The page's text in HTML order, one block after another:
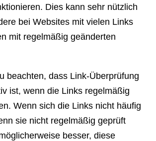
Dies kann sehr nützlich
bei Websites mit vielen Links
mit regelmäßig geänderten
beachten, dass Link-Überprüfung
ist, wenn die Links regelmäßig
Wenn sich die Links nicht häufig
sie nicht regelmäßig geprüft
besser, diese